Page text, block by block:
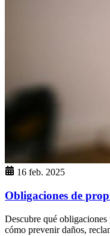
16 feb. 2025
Obligaciones de
Descubre qué
cómo prevenir daños,